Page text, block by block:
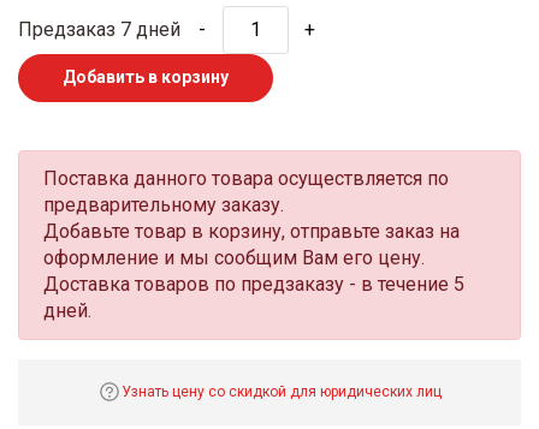
Предзаказ 7 дней - +
Добавить в корзину
Поставка данного товара осуществляется по
предварительному заказу.
Добавьте товар в корзину, отправьте заказ на
оформление и мы сообщим Вам его цену.
Доставка товаров по предзаказу - в течение 5
дней.
Узнать цену со скидкой для юридических лиц